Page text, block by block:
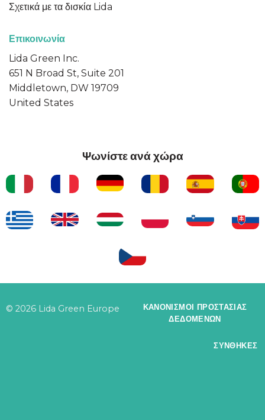
Σχετικά με τα δισκία Lida
Επικοινωνία
Lida Green Inc.
651 N Broad St, Suite 201
Middletown, DW 19709
United States
Ψωνίστε ανά χώρα
© 2026 Lida Green Europe
ΚΑΝΟΝΙΣΜΟΊ ΠΡΟΣΤΑΣΊΑΣ
ΔΕΔΟΜΈΝΩΝ
ΣΥΝΘΉΚΕΣ